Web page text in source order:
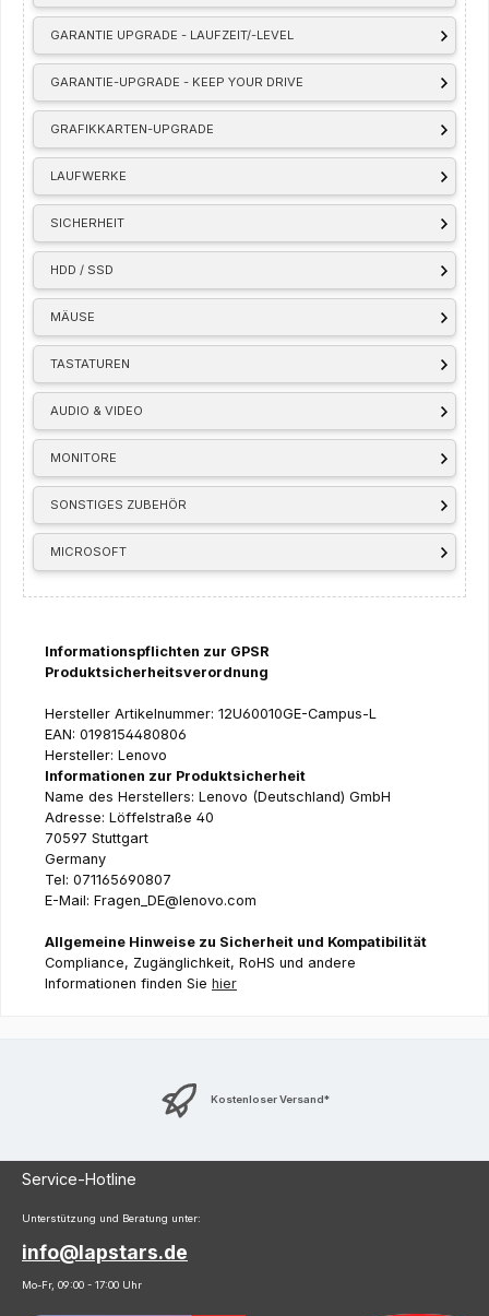
GARANTIE UPGRADE - LAUFZEIT/-LEVEL
GARANTIE-UPGRADE - KEEP YOUR DRIVE
GRAFIKKARTEN-UPGRADE
LAUFWERKE
SICHERHEIT
HDD / SSD
MÄUSE
TASTATUREN
AUDIO & VIDEO
MONITORE
SONSTIGES ZUBEHÖR
MICROSOFT
Informationspflichten zur GPSR
Produktsicherheitsverordnung
Hersteller Artikelnummer: 12U60010GE-Campus-L
EAN: 0198154480806
Hersteller: Lenovo
Informationen zur Produktsicherheit
Name des Herstellers: Lenovo (Deutschland) GmbH
Adresse: Löffelstraße 40
70597 Stuttgart
Germany
Tel: 071165690807
E-Mail: Fragen_DE@lenovo.com
Allgemeine Hinweise zu Sicherheit und Kompatibilität
Compliance, Zugänglichkeit, RoHS und andere
Informationen finden Sie hier
Kostenloser Versand*
Service-Hotline
Unterstützung und Beratung unter:
info@lapstars.de
Mo-Fr, 09:00 - 17:00 Uhr